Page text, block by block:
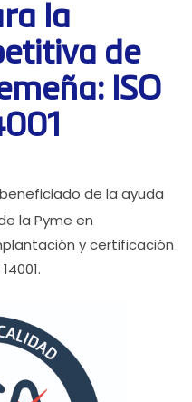
la
de
ISO
de la ayuda
la Pyme en
y certificación